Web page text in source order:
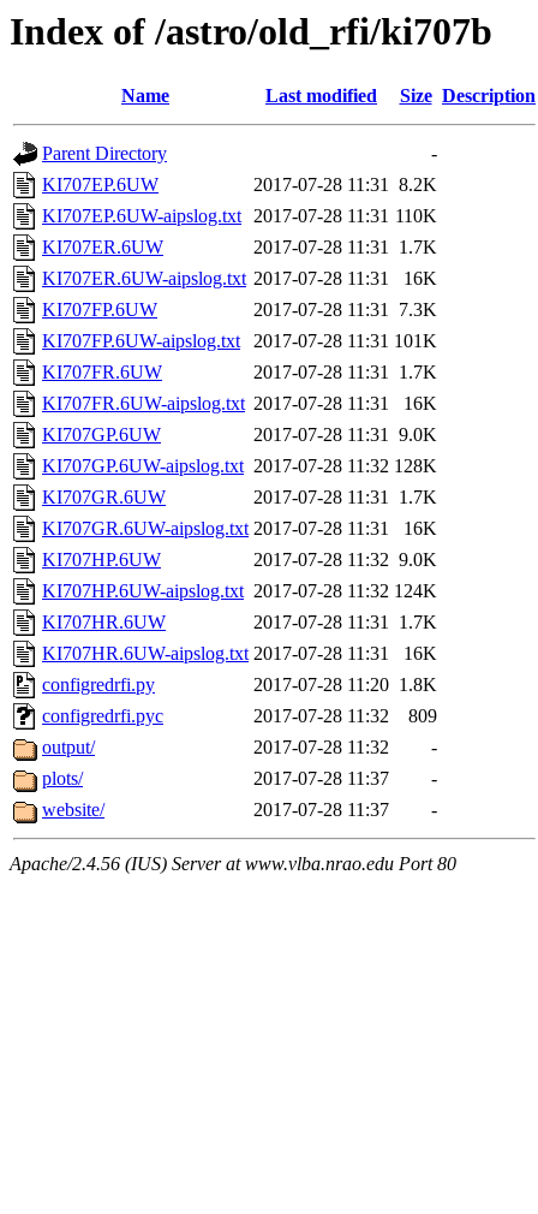
Index of /astro/old_rfi/ki707b
Name Last modified Size Description
Parent Directory
-
KI707EP.6UW
2017-07-28 11:31 8.2K
KI707EP.6UW-aipslog.txt 2017-07-28 11:31 110K
KI707ER.6UW
2017-07-28 11:31 1.7K
KI707ER.6UW-aipslog.txt 2017-07-28 11:31
16K
KI707FP.6UW
2017-07-28 11:31 7.3K
KI707FP.6UW-aipslog.txt
2017-07-28 11:31 101K
KI707FR.6UW
2017-07-28 11:31 1.7K
KI707FR.6UW-aipslog.txt 2017-07-28 11:31
16K
KI707GP.6UW
2017-07-28 11:31 9.0K
KI707GP.6UW-aipslog.txt 2017-07-28 11:32 128K
KI707GR.6UW
2017-07-28 11:31 1.7K
KI707GR.6UW-aipslog.txt 2017-07-28 11:31
16K
KI707HP.6UW
2017-07-28 11:32 9.0K
KI707HP.6UW-aipslog.txt 2017-07-28 11:32 124K
KI707HR.6UW
2017-07-28 11:31 1.7K
KI707HR.6UW-aipslog.txt 2017-07-28 11:31
16K
configredrfi.py
2017-07-28 11:20 1.8K
configredrfi.pyc
2017-07-28 11:32
809
output/
2017-07-28 11:32
-
plots/
2017-07-28 11:37
-
website/
2017-07-28 11:37 -
Apache/2.4.56 (IUS) Server at www.vlba.nrao.edu Port 80